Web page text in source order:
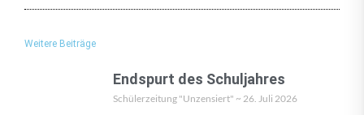
Weitere Beiträge
Endspurt des Schuljahres
Schülerzeitung "Unzensiert" 26. Juli 2026